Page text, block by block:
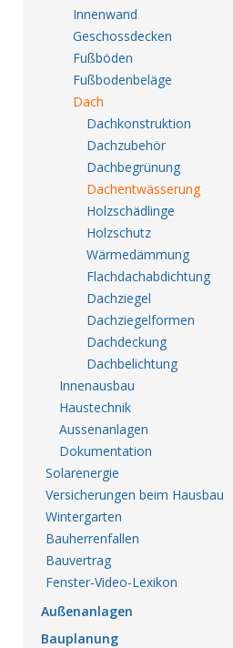
Innenwand
Geschossdecken
Fußböden
Fußbodenbeläge
Dach
Dachkonstruktion
Dachzubehör
Dachbegrünung
Dachentwässerung
Holzschädlinge
Holzschutz
Wärmedämmung
Flachdachabdichtung
Dachziegel
Dachziegelformen
Dachdeckung
Dachbelichtung
Innenausbau
Haustechnik
Aussenanlagen
Dokumentation
Solarenergie
Versicherungen beim Hausbau
Wintergarten
Bauherrenfallen
Bauvertrag
Fenster-Video-Lexikon
Außenanlagen
Bauplanung